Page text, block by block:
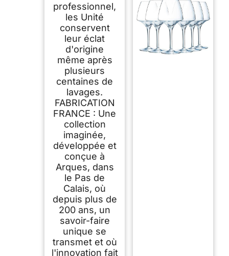
professionnel,
les Unité
conservent
leur éclat
d'origine
même après
plusieurs
centaines de
lavages.
FABRICATION
FRANCE : Une
collection
imaginée,
développée et
conçue à
Arques, dans
le Pas de
Calais, où
depuis plus de
200 ans, un
savoir-faire
unique se
transmet et où
l'innovation fait